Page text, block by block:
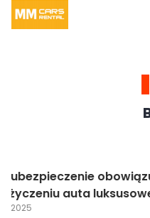
Wypożyczenie auta
trendy 2025
22.05.2025